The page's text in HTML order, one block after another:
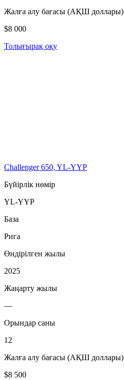
Жалға алу бағасы (АҚШ доллары)
$8 000
Толығырақ оқу
Challenger 650, YL-YYP
Бүйірлік нөмір
YL-YYP
База
Рига
Өндірілген жылы
2025
Жаңарту жылы
—
Орындар саны
12
Жалға алу бағасы (АҚШ доллары)
$8 500